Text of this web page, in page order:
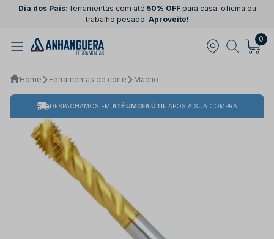
Dia dos Pais: ferramentas com até 50% OFFpara casa, oficina ou
trabalho pesado. Aproveite!
0
Home Ferramentas de corte Macho
DESPACHAMOS EM ATÉ UM DIA ÚTIL APÓS A SUA COMPRA